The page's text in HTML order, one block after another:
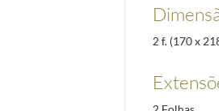
2 f. (170 x